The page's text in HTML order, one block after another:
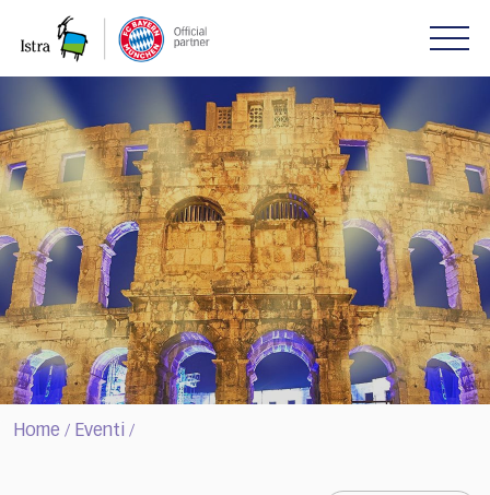
note:
website
includes
an
accessibility
system.
Home / Eventi /